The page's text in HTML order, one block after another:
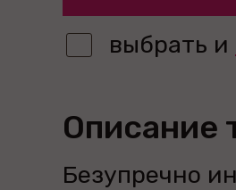
выбрать и
Описание
Безупречно